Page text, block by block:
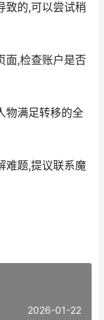
致的,可以尝试稍
面,检查账户是否
物满足转移的全
难题,提议联系魔
2026-01-22